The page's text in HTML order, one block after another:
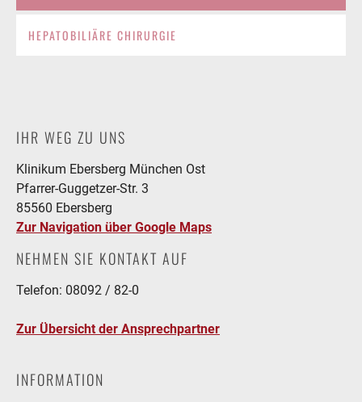
HEPATOBILIÄRE CHIRURGIE
IHR WEG ZU UNS
Klinikum Ebersberg München Ost
Pfarrer-Guggetzer-Str. 3
85560 Ebersberg
Zur Navigation über Google Maps
NEHMEN SIE KONTAKT AUF
Telefon: 08092 / 82-0
Zur Übersicht der Ansprechpartner
INFORMATION